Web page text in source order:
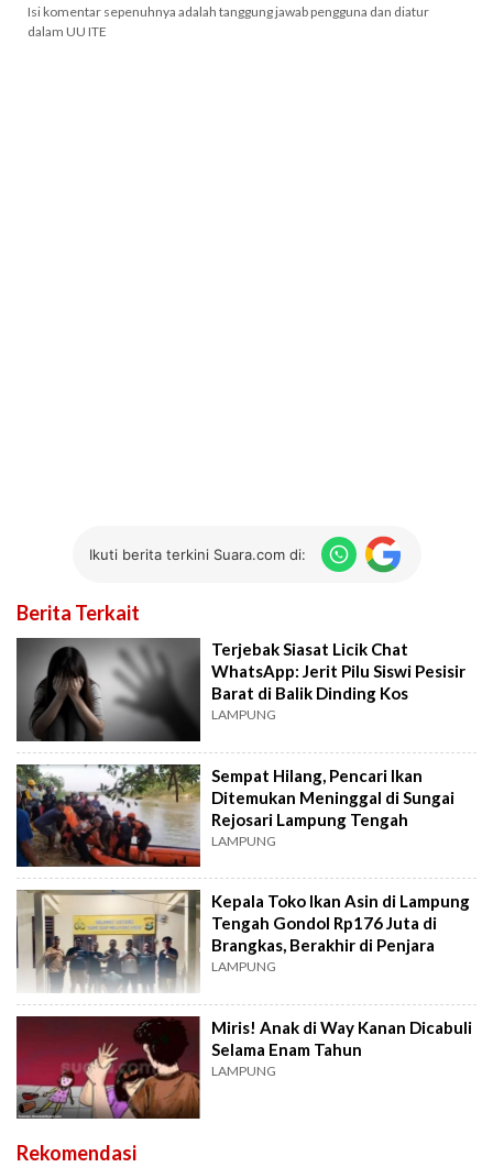
Isi komentar sepenuhnya adalah tanggung jawab pengguna dan diatur
dalam UU ITE
Ikuti berita terkini Suara.com di:
Berita Terkait
Terjebak Siasat Licik Chat
WhatsApp: Jerit Pilu Siswi Pesisir
Barat di Balik Dinding Kos
LAMPUNG
Sempat Hilang, Pencari Ikan
Ditemukan Meninggal di Sungai
Rejosari Lampung Tengah
LAMPUNG
Kepala Toko Ikan Asin di Lampung
Tengah Gondol Rp176 Juta di
Brangkas, Berakhir di Penjara
LAMPUNG
Miris! Anak di Way Kanan Dicabuli
Selama Enam Tahun
LAMPUNG
Rekomendasi